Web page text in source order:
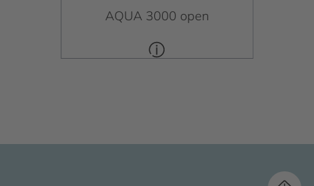
AQUA 3000 open